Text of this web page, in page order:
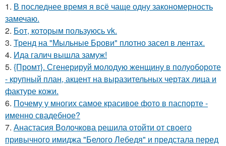
1. В последнее время я всё чаще одну закономерность
замечаю.
2. Бот, которым пользуюсь vk.
3. Тренд на "Мыльные Брови" плотно засел в лентах.
4. Ида галич вышла замуж!
5. {Промт}. Сгенерируй молодую женщину в полуобороте
- крупный план, акцент на выразительных чертах лица и
фактуре кожи.
6. Почему у многих самое красивое фото в паспорте -
именно свадебное?
7. Анастасия Волочкова решила отойти от своего
привычного имиджа "Белого Лебедя" и предстала перед